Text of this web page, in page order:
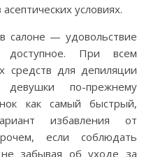
условиях.
салоне — удовольствие
При всем
средств для депиляции
по-прежнему
как самый быстрый,
избавления от
если соблюдать
забывая об уходе за